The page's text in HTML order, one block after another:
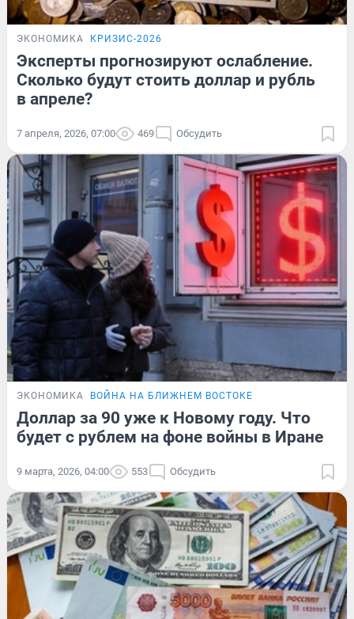
ЭКОНОМИКА КРИЗИС-2026
Эксперты прогнозируют ослабление.
Сколько будут стоить доллар и рубль
в апреле?
7 апреля, 2026, 07:00 469 Обсудить
ЭКОНОМИКА ВОЙНА НА БЛИЖНЕМ ВОСТОКЕ
Доллар за 90 уже к Новому году. Что
будет с рублем на фоне войны в Иране
9 марта, 2026, 04:00 553 Обсудить